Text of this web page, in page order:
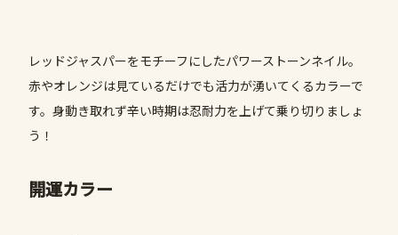
レッドジャスパーをモチーフにしたパワーストーンネイル。
赤やオレンジは見ているだけでも活力が湧いてくるカラーで
す。身動き取れず辛い時期は忍耐力を上げて乗り切りましょ
う！
開運カラー